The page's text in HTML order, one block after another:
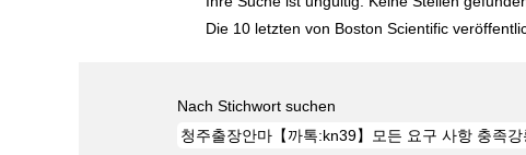
Die 10 letzten von Boston Scientific
Nach Stichwort suchen